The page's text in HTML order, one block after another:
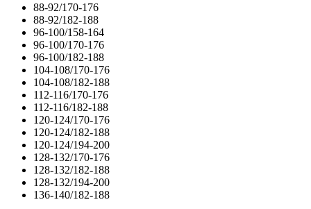
88-92/170-176
88-92/182-188
96-100/158-164
96-100/170-176
96-100/182-188
104-108/170-176
104-108/182-188
112-116/170-176
112-116/182-188
120-124/170-176
120-124/182-188
120-124/194-200
128-132/170-176
128-132/182-188
128-132/194-200
136-140/182-188